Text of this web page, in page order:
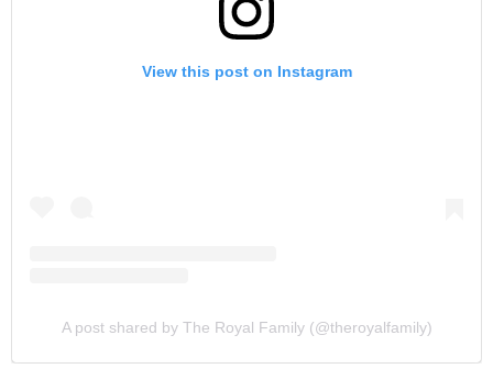
View this post on Instagram
A post shared by The Royal Family (@theroyalfamily)